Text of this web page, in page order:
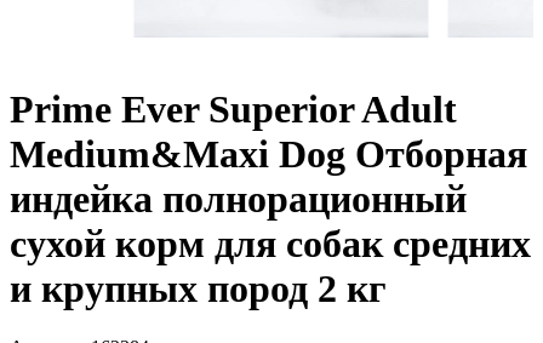
Prime Ever Superior Adult
Medium&Maxi Dog Отборная
индейка полнорационный
сухой корм для собак cредних
и крупных пород 2 кг